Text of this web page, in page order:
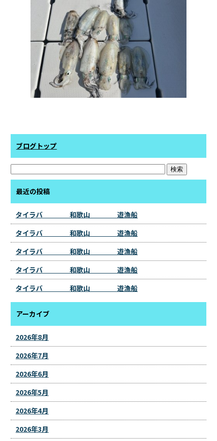
ブログトップ
最近の投稿
タイラバ 和歌山 遊漁船
タイラバ 和歌山 遊漁船
タイラバ 和歌山 遊漁船
タイラバ 和歌山 遊漁船
タイラバ 和歌山 遊漁船
アーカイブ
2026年8月
2026年7月
2026年6月
2026年5月
2026年4月
2026年3月